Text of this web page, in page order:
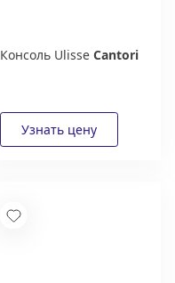
Консоль Ulisse Cantori